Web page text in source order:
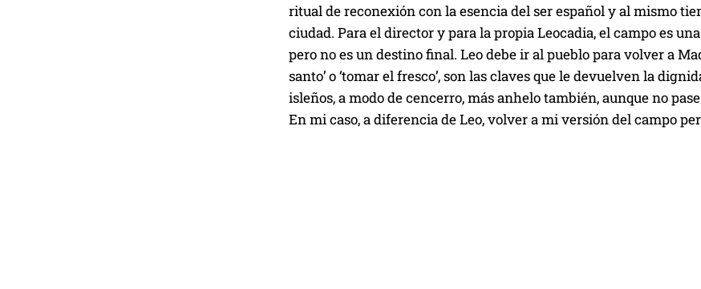
ritual de reconexión con la esencia del ser español y al mismo
ciudad. Para el director y para la propia Leocadia, el campo es
pero no es un destino final. Leo debe ir al pueblo para volver a
santo’ o ‘tomar el fresco’, son las claves que le devuelven la
isleños, a modo de cencerro, más anhelo también, aunque no
En mi caso, a diferencia de Leo, volver a mi versión del campo